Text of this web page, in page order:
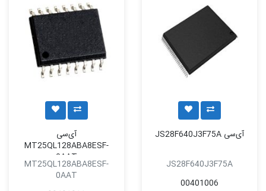
آی‌سی JS28F640J3F75A
JS28F640J3F75A
00401006
آی‌سی
MT25QL128ABA8ESF-
0AAT
MT25QL128ABA8ESF-
0AAT